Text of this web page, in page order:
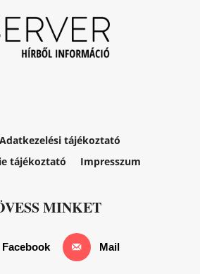
Adatkezelési tájékoztató
tájékoztató
Impresszum
MINKET
Facebook Mail